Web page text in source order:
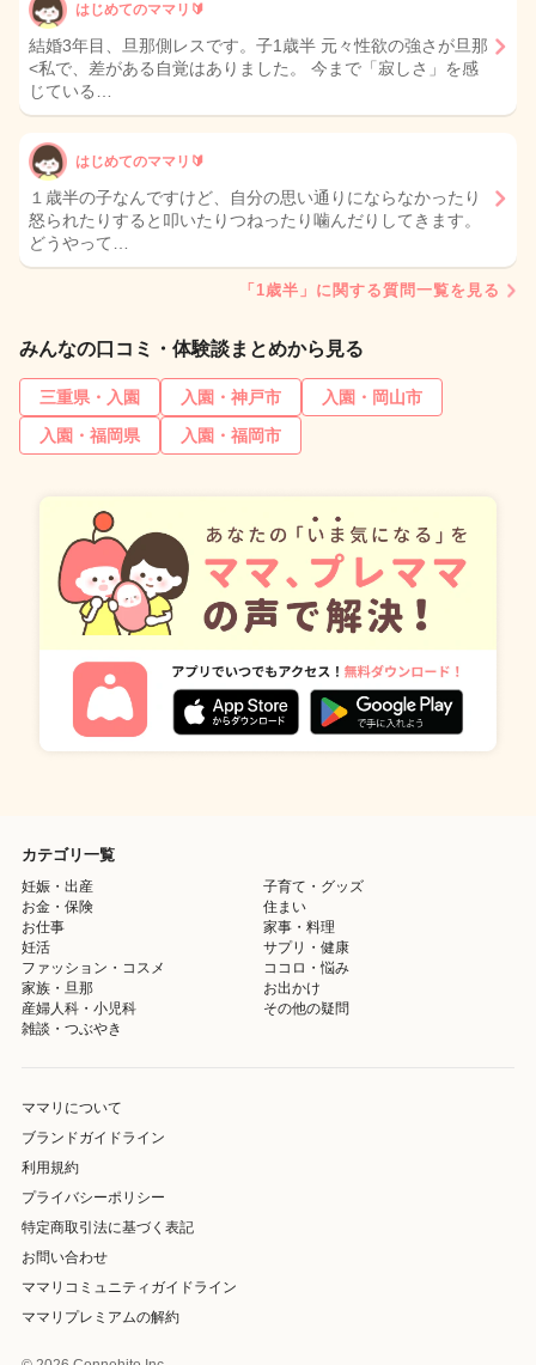
はじめてのママリ🔰
結婚3年目、旦那側レスです。子1歳半 元々性欲の強さが旦那
<私で、差がある自覚はありました。 今まで「寂しさ」を感
じている…
はじめてのママリ🔰
１歳半の子なんですけど、自分の思い通りにならなかったり
怒られたりすると叩いたりつねったり噛んだりしてきます。
どうやって…
「1歳半」に関する質問一覧を見る
みんなの口コミ・体験談まとめから見る
三重県・入園 入園・神戸市
入園・岡山市
入園・福岡県
入園・福岡市
カテゴリ一覧
妊娠・出産
子育て・グッズ
お金・保険
住まい
お仕事
家事・料理
妊活
サプリ・健康
ファッション・コスメ
ココロ・悩み
家族・旦那
お出かけ
産婦人科・小児科
その他の疑問
雑談・つぶやき
ママリについて
ブランドガイドライン
利用規約
プライバシーポリシー
特定商取引法に基づく表記
お問い合わせ
ママリコミュニティガイドライン
ママリプレミアムの解約